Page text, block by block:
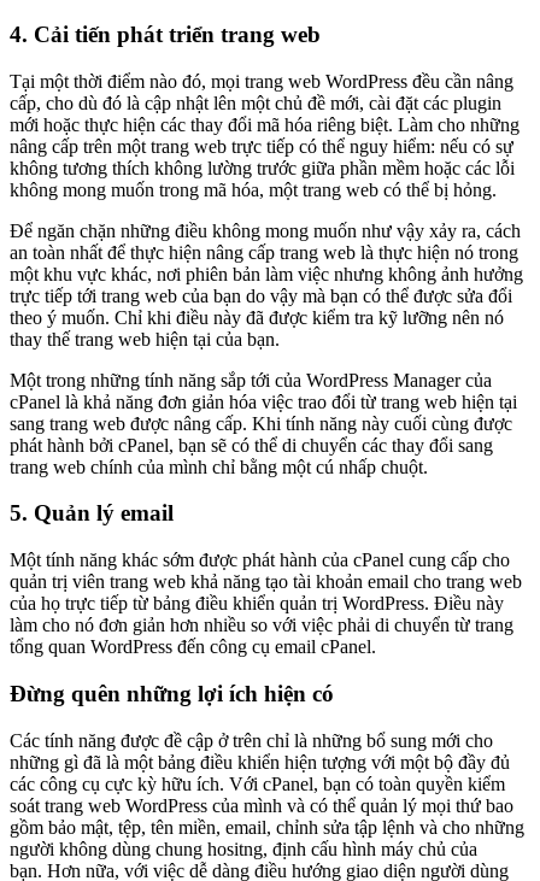
4. Cải tiến phát triển trang web
Tại một thời điểm nào đó, mọi trang web WordPress đều cần nâng
cấp, cho dù đó là cập nhật lên một chủ đề mới, cài đặt các plugin
mới hoặc thực hiện các thay đổi mã hóa riêng biệt. Làm cho những
nâng cấp trên một trang web trực tiếp có thể nguy hiểm: nếu có sự
không tương thích không lường trước giữa phần mềm hoặc các lỗi
không mong muốn trong mã hóa, một trang web có thể bị hỏng.
Để ngăn chặn những điều không mong muốn như vậy xảy ra, cách
an toàn nhất để thực hiện nâng cấp trang web là thực hiện nó trong
một khu vực khác, nơi phiên bản làm việc nhưng không ảnh hưởng
trực tiếp tới trang web của bạn do vậy mà bạn có thể được sửa đổi
theo ý muốn. Chỉ khi điều này đã được kiểm tra kỹ lưỡng nên nó
thay thế trang web hiện tại của bạn.
Một trong những tính năng sắp tới của WordPress Manager của
cPanel là khả năng đơn giản hóa việc trao đổi từ trang web hiện tại
sang trang web được nâng cấp. Khi tính năng này cuối cùng được
phát hành bởi cPanel, bạn sẽ có thể di chuyển các thay đổi sang
trang web chính của mình chỉ bằng một cú nhấp chuột.
5. Quản lý email
Một tính năng khác sớm được phát hành của cPanel cung cấp cho
quản trị viên trang web khả năng tạo tài khoản email cho trang web
của họ trực tiếp từ bảng điều khiển quản trị WordPress. Điều này
làm cho nó đơn giản hơn nhiều so với việc phải di chuyển từ trang
tổng quan WordPress đến công cụ email cPanel.
Đừng quên những lợi ích hiện có
Các tính năng được đề cập ở trên chỉ là những bổ sung mới cho
những gì đã là một bảng điều khiển hiện tượng với một bộ đầy đủ
các công cụ cực kỳ hữu ích. Với cPanel, bạn có toàn quyền kiểm
soát trang web WordPress của mình và có thể quản lý mọi thứ bao
gồm bảo mật, tệp, tên miền, email, chỉnh sửa tập lệnh và cho những
người không dùng chung hositng, định cấu hình máy chủ của
bạn. Hơn nữa, với việc dễ dàng điều hướng giao diện người dùng